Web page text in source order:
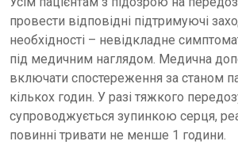
провести відповідні підтримуючі
необхідності – невідкладне
під медичним наглядом. Медична
включати спостереження за станом
кількох годин. У разі тяжкого
супроводжується зупинкою серця,
повинні тривати не менше 1 години.